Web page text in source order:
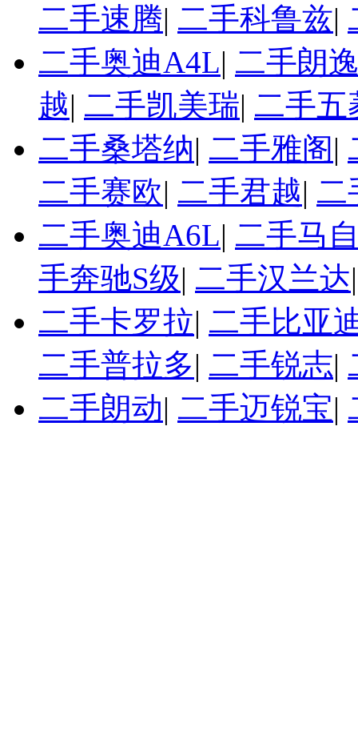
二手速腾| 二手科鲁兹|
二手奥迪A4L| 二手朗
越| 二手凯美瑞| 二手五
二手桑塔纳| 二手雅阁|
二手赛欧| 二手君越| 二
二手奥迪A6L| 二手马
手奔驰S级| 二手汉兰达
二手卡罗拉| 二手比亚
二手普拉多| 二手锐志|
二手朗动| 二手迈锐宝|